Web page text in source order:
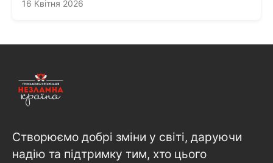
16 Квітня 2026
Створюємо добрі зміни у світі, даруючи
надію та підтримку тим, хто цього